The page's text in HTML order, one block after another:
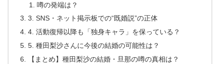
噂の発端は？
3. SNS・ネット掲示板での“既婚説”の正体
4. 活動復帰以降も「独身キャラ」を保っている？
5. 種田梨沙さんに今後の結婚の可能性は？
【まとめ】種田梨沙の結婚・旦那の噂の真相は？